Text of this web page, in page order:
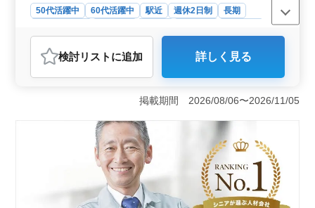
せ下さい♪
50代活躍中 60代活躍中 駅近 週休2日制
長期
おすすめポイント
＜中高年の活躍と長期勤務の安定性＞ この求人は中高
年の方が活躍している環境です。50代、60代の方も歓迎
されており、年齢を気にせず応募できる点が魅力です。
また、長期で勤務可能な方が求められており、安定した
職場環境が期待できます。 ＜充実した福利厚生と単
身用宿舎の提供＞ 社宅が完備されており、単身赴任が
可能な方には非常に便利です。さらに、社会保険が完備
されており、福利厚生も充実しています。車通勤も可能
で、通勤の負担が軽減されます。 ＜駅近の立地と高
い年収＞ 勤務地は三ノ宮・神戸三宮駅から近く、通勤
検討リスト に追加 詳しく見る
掲載期間 2026/08/06〜2026/11/05